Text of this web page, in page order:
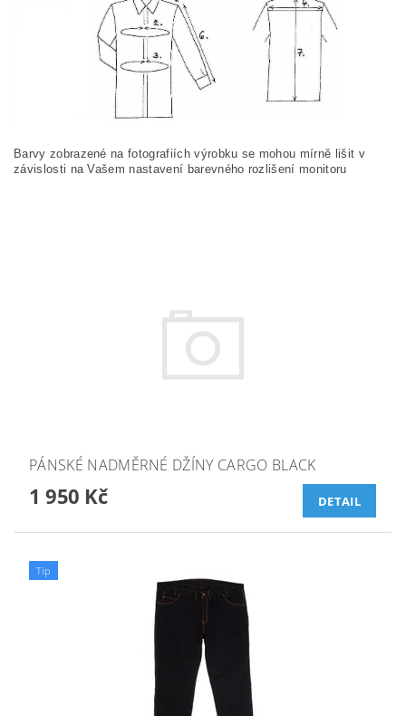
Barvy zobrazené na fotografiích výrobku se mohou mírně lišit v
závislosti na Vašem nastavení barevného rozlišení monitoru
PÁNSKÉ NADMĚRNÉ DŽÍNY CARGO BLACK
1 950 Kč DETAIL
Tip